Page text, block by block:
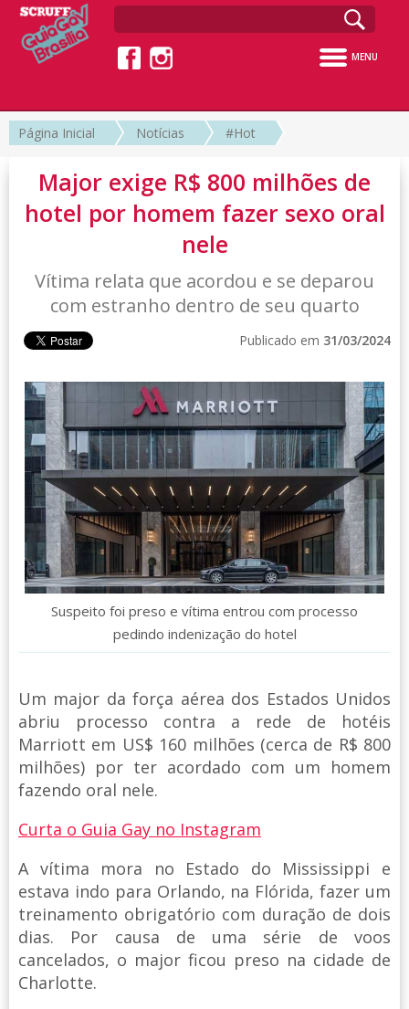
MENU
Página Inicial Notícias #Hot
Major exige R$ 800 milhões de
hotel por homem fazer sexo oral
nele
Vítima relata que acordou e se deparou
com estranho dentro de seu quarto
Publicado em 31/03/2024
Suspeito foi preso e vítima entrou com processo
pedindo indenização do hotel
Um major da força aérea dos Estados Unidos
abriu processo contra a rede de hotéis
Marriott em US$ 160 milhões (cerca de R$ 800
milhões) por ter acordado com um homem
fazendo oral nele.
Curta o Guia Gay no Instagram
A vítima mora no Estado do Mississippi e
estava indo para Orlando, na Flórida, fazer um
treinamento obrigatório com duração de dois
dias. Por causa de uma série de voos
cancelados, o major ficou preso na cidade de
Charlotte.